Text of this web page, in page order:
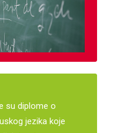
su diplome o
jezika koje